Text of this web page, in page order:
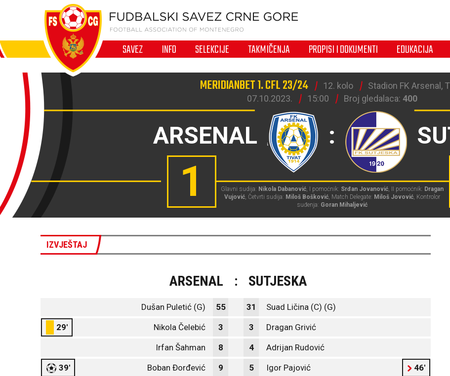
SAVEZ INFO SELEKCIJE TAKMIČENJA PROPISI I DOKUMENTI EDUKACIJA
MERIDIANBET 1. CFL 23/24 12. kolo
Stadion FK Arsenal,
07.10.2023.
15:00 Broj gledalaca: 400
ARSENAL :
1 Glavni sudija: Nikola Dabanović, I pomoćnik: Srđan Jovanović, II pomoćnik: Dragan
Vujović, Četvrti sudija: Miloš Bošković, Match Delegate: Miloš Jovović, Kontrolor
suđenja: Goran Mihaljević
IZVJEŠTAJ
ARSENAL : SUTJESKA
Dušan Puletić (G) 55 31 Suad Ličina (C) (G)
29' Nikola Čelebić 3 3 Dragan Grivić
Irfan Šahman 8 4 Adrijan Rudović
39' Boban Đorđević 9 5 Igor Pajović 46'